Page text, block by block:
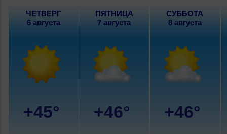
ЧЕТВЕРГ
6 августа
+45°
ПЯТНИЦА
7 августа
+46°
СУББОТА
8 августа
+46°